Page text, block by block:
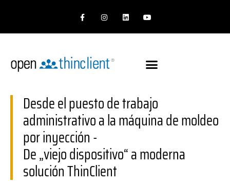
F
a
c
e
k
-
n
t
a
m
i
k
o
t
Desde el puesto de trabajo
administrativo a la máquina de moldeo
por inyección -
De „viejo dispositivo“ a moderna
solución ThinClient